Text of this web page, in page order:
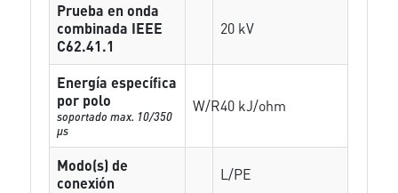
Prueba en onda
combinada IEEE
C62.41.1
20 kV
Energía específica
por polo
soportado max. 10/350
µs
W/R40 kJ/ohm
Modo(s) de
conexión
L/PE